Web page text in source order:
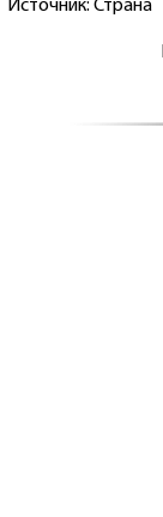
Источник: Страна